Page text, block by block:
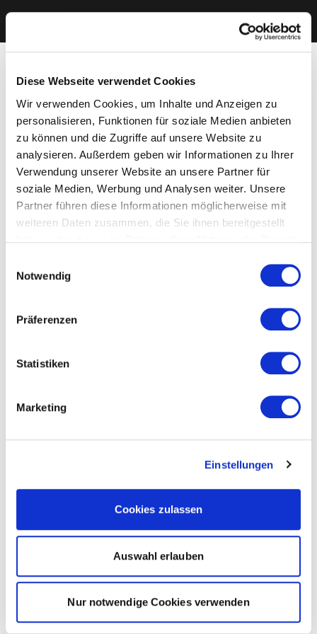
Diese Webseite verwendet Cookies
Wir verwenden Cookies, um Inhalte und Anzeigen zu
personalisieren, Funktionen für soziale Medien anbieten
zu können und die Zugriffe auf unsere Website zu
analysieren. Außerdem geben wir Informationen zu Ihrer
Verwendung unserer Website an unsere Partner für
soziale Medien, Werbung und Analysen weiter. Unsere
Partner führen diese Informationen möglicherweise mit
weiteren Daten zusammen, die Sie ihnen bereitgestellt
Cookies, wenn Sie unsere Webseite weiterhin nutzen.
Notwendig
Präferenzen
Statistiken
Marketing
Einstellungen
Cookies zulassen
Auswahl erlauben
Nur notwendige Cookies verwenden